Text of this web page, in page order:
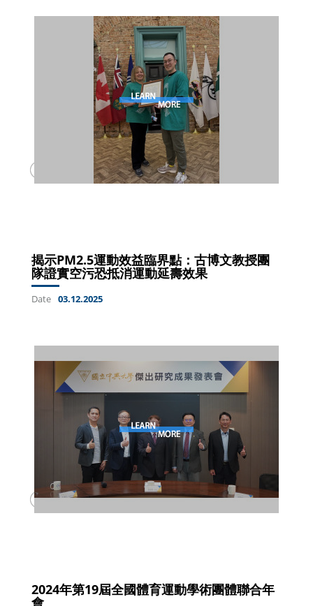
揭示PM2.5運動效益臨界點：古博文教授團
隊證實空污恐抵消運動延壽效果
Date 03.12.2025
2024年第19屆全國體育運動學術團體聯合年
會